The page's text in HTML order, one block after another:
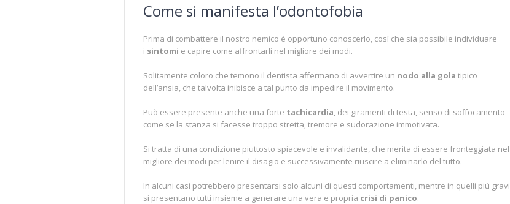
Come si manifesta l’odontofobia
Prima di combattere il nostro nemico è opportuno conoscerlo, così che sia possibile individuare
i sintomi e capire come affrontarli nel migliore dei modi.
Solitamente coloro che temono il dentista affermano di avvertire un nodo alla gola tipico
dell’ansia, che talvolta inibisce a tal punto da impedire il movimento.
Può essere presente anche una forte tachicardia, dei giramenti di testa, senso di soffocamento
come se la stanza si facesse troppo stretta, tremore e sudorazione immotivata.
Si tratta di una condizione piuttosto spiacevole e invalidante, che merita di essere fronteggiata nel
migliore dei modi per lenire il disagio e successivamente riuscire a eliminarlo del tutto.
In alcuni casi potrebbero presentarsi solo alcuni di questi comportamenti, mentre in quelli più gravi
si presentano tutti insieme a generare una vera e propria crisi di panico.